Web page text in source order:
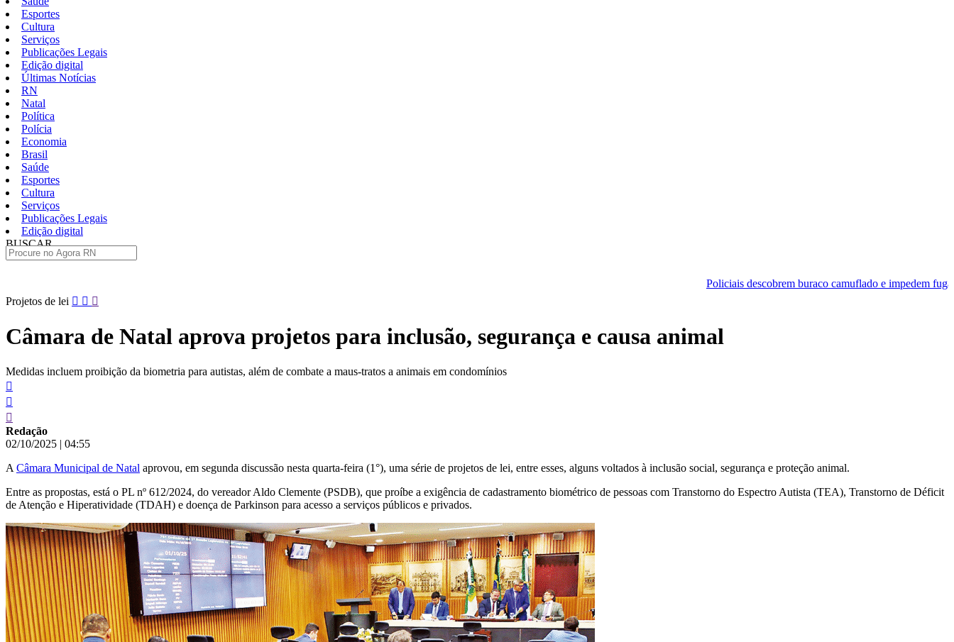
Esportes
Cultura
Serviços
Publicações Legais
Edição digital
Últimas Notícias
RN
Natal
Política
Polícia
Economia
Brasil
Saúde
Esportes
Cultura
Serviços
Publicações Legais
Edição digital
BUSCAR
Policiais descobrem buraco camuflado e impedem fuga em cadeia de
Pular
para
conteúdo
Projetos de lei
Câmara de Natal aprova projetos para inclusão, segurança e causa animal
Medidas incluem proibição da biometria para autistas, além de combate a maus-tratos a animais em condomínios
Redação
02/10/2025 | 04:55
A Câmara Municipal de Natal aprovou, em segunda discussão nesta quarta-feira (1°), uma série de projetos de lei, entre esses, alguns voltados à inclusão social, segurança e proteção animal.
Entre as propostas, está o PL nº 612/2024, do vereador Aldo Clemente (PSDB), que proíbe a exigência de cadastramento biométrico de pessoas com Transtorno do Espectro Autista (TEA), Transtorno de Déficit
de Atenção e Hiperatividade (TDAH) e doença de Parkinson para acesso a serviços públicos e privados.